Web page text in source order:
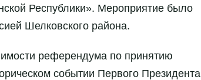
Республики». Мероприятие было
Шелковского района.
референдума по принятию
событии Первого Президента